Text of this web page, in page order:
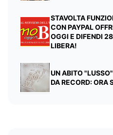
STAVOLTA
CON PAYPAL
OGGI E DIFENDI
LIBERA!
UN ABITO
DA RECORD: ORA